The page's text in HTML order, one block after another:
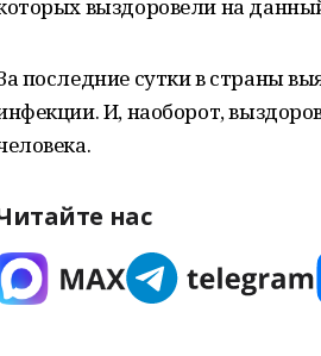
выздоровели на
последние сутки в страны
И, наоборот,
нас